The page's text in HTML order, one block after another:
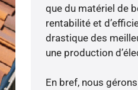
que du matériel de
rentabilité et
drastique des
une production
En bref, nous